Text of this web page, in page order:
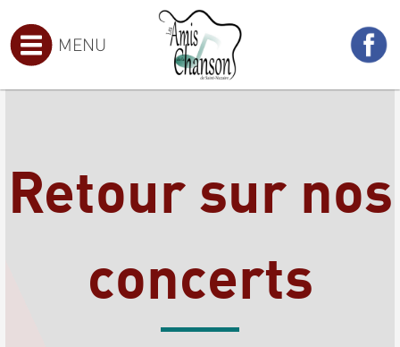
MENU
Retour sur nos
concerts